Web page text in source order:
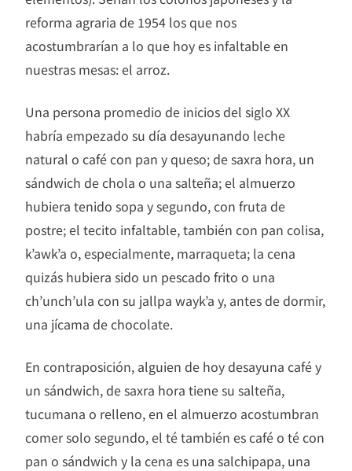
reforma agraria de 1954 los que nos
acostumbrarían a lo que hoy es infaltable en
nuestras mesas: el arroz.
Una persona promedio de inicios del siglo XX
habría empezado su día desayunando leche
natural o café con pan y queso; de saxra hora, un
sándwich de chola o una salteña; el almuerzo
hubiera tenido sopa y segundo, con fruta de
postre; el tecito infaltable, también con pan colisa,
k’awk’a o, especialmente, marraqueta; la cena
quizás hubiera sido un pescado frito o una
ch’unch’ula con su jallpa wayk’a y, antes de dormir,
una jícama de chocolate.
En contraposición, alguien de hoy desayuna café y
un sándwich, de saxra hora tiene su salteña,
tucumana o relleno, en el almuerzo acostumbran
comer solo segundo, el té también es café o té con
pan o sándwich y la cena es una salchipapa, una